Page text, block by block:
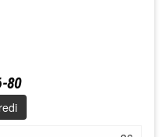
80